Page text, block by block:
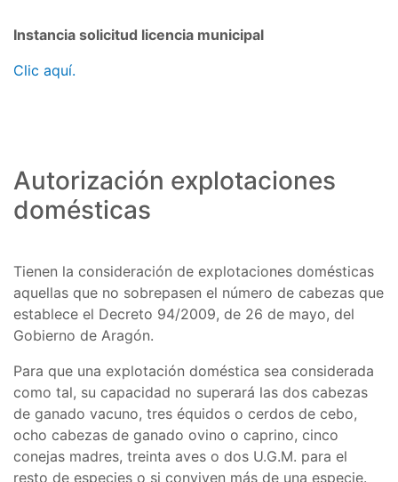
Instancia solicitud licencia municipal
Clic aquí.
Autorización explotaciones
domésticas
Tienen la consideración de explotaciones domésticas
aquellas que no sobrepasen el número de cabezas que
establece el Decreto 94/2009, de 26 de mayo, del
Gobierno de Aragón.
Para que una explotación doméstica sea considerada
como tal, su capacidad no superará las dos cabezas
de ganado vacuno, tres équidos o cerdos de cebo,
ocho cabezas de ganado ovino o caprino, cinco
conejas madres, treinta aves o dos U.G.M. para el
resto de especies o si conviven más de una especie.